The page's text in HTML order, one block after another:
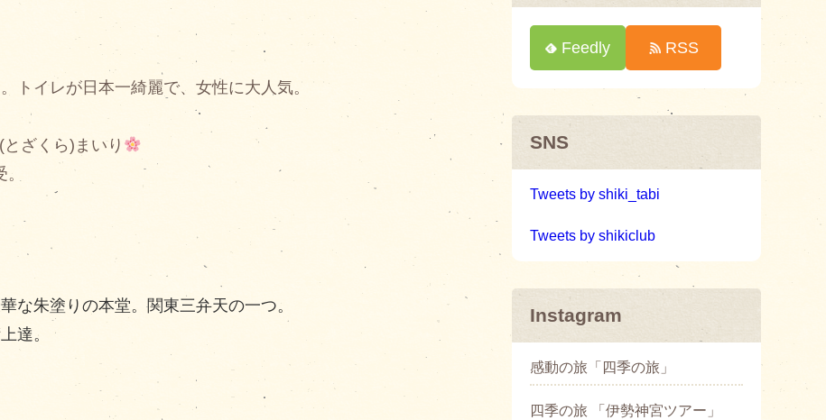
トイレが日本一綺麗で、女性に大人気。
ざくら)まいり
な朱塗りの本堂。関東三弁天の一つ。
達。
Feedly RSS
SNS
Tweets by shiki_tabi
Tweets by shikiclub
Instagram
感動の旅「四季の旅」
四季の旅 「伊勢神宮ツアー」